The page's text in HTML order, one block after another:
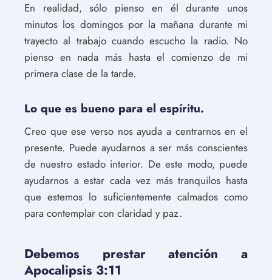
En realidad, sólo pienso en él durante unos
minutos los domingos por la mañana durante mi
trayecto al trabajo cuando escucho la radio. No
pienso en nada más hasta el comienzo de mi
primera clase de la tarde.
Lo que es bueno para el espíritu.
Creo que ese verso nos ayuda a centrarnos en el
presente. Puede ayudarnos a ser más conscientes
de nuestro estado interior. De este modo, puede
ayudarnos a estar cada vez más tranquilos hasta
que estemos lo suficientemente calmados como
para contemplar con claridad y paz.
Debemos prestar atención a
Apocalipsis 3:11